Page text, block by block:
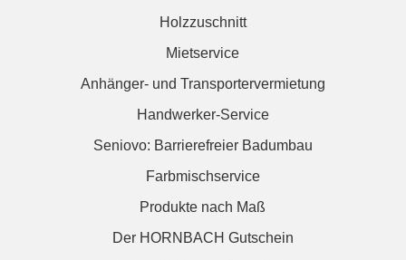
Holzzuschnitt
Mietservice
Anhänger- und Transportervermietung
Handwerker-Service
Seniovo: Barrierefreier Badumbau
Farbmischservice
Produkte nach Maß
Der HORNBACH Gutschein